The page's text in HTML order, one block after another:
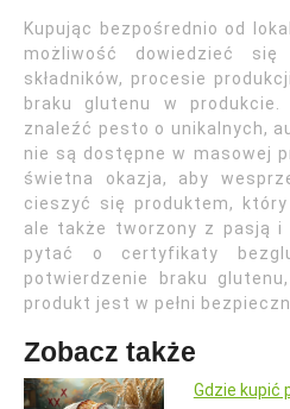
Kupując bezpośrednio od
możliwość dowiedzieć
składników, procesie
braku glutenu w
znaleźć pesto o unikalnych,
nie są dostępne w masowej
świetna okazja, aby
cieszyć się produktem,
ale także tworzony z pasją i
pytać o certyfikaty
potwierdzenie braku
produkt jest w pełni
Zobacz także
Gdzie kupić